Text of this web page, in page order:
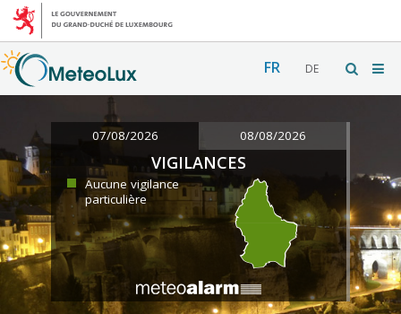
FR DE
07/08/2026 08/08/2026
VIGILANCES
Aucune vigilance
particulière